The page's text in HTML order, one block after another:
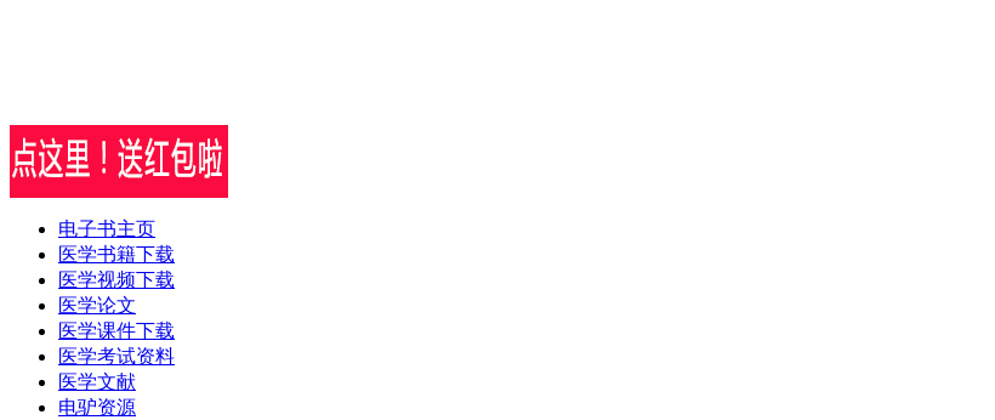
电子书主页
医学书籍下载
医学视频下载
医学论文
医学课件下载
医学考试资料
医学文献
电驴资源